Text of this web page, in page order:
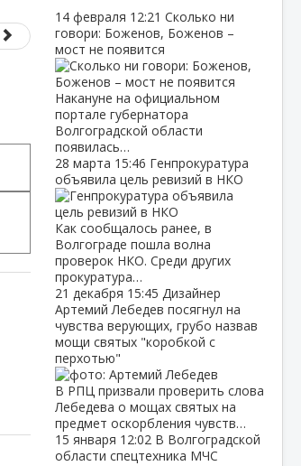
14 февраля 12:21 Сколько ни
говори: Боженов, Боженов –
мост не появится
Накануне на официальном
портале губернатора
Волгоградской области
появилась…
28 марта 15:46 Генпрокуратура
объявила цель ревизий в НКО
Как сообщалось ранее, в
Волгограде пошла волна
проверок НКО. Среди других
прокуратура…
21 декабря 15:45 Дизайнер
Артемий Лебедев посягнул на
чувства верующих, грубо назвав
мощи святых "коробкой с
перхотью"
В РПЦ призвали проверить слова
Лебедева о мощах святых на
предмет оскорбления чувств…
15 января 12:02 В Волгоградской
области спецтехника МЧС